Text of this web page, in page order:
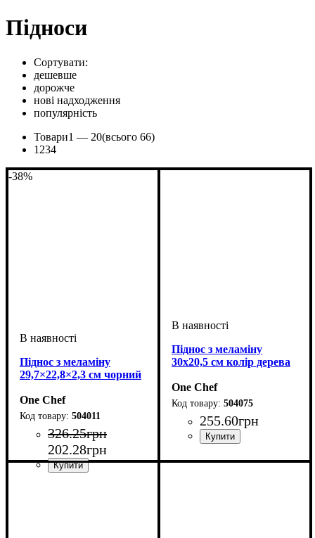
Підноси
Сортувати:
дешевше
дорожче
нові надходження
популярність
Товари1 — 20(всього 66)
1 234
-38%
Піднос з меламіну
29,7×22,8×2,3 см чорний
One Chef
504011
326.25грн
202.28грн
Піднос з меламіну
30х20,5 см колір дерева
One Chef
504075
255.60грн